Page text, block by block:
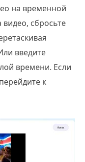
на временной
сбросьте
введите
времени. Если
к